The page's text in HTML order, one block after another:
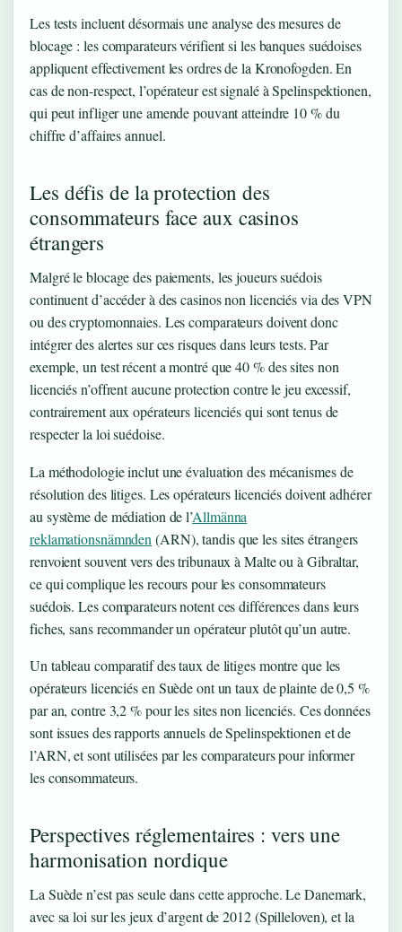
Les tests incluent désormais une analyse des mesures de
blocage : les comparateurs vérifient si les banques suédoises
appliquent effectivement les ordres de la Kronofogden. En
cas de non-respect, l’opérateur est signalé à Spelinspektionen,
qui peut infliger une amende pouvant atteindre 10 % du
chiffre d’affaires annuel.
Les défis de la protection des
consommateurs face aux casinos
étrangers
Malgré le blocage des paiements, les joueurs suédois
continuent d’accéder à des casinos non licenciés via des VPN
ou des cryptomonnaies. Les comparateurs doivent donc
intégrer des alertes sur ces risques dans leurs tests. Par
exemple, un test récent a montré que 40 % des sites non
licenciés n’offrent aucune protection contre le jeu excessif,
contrairement aux opérateurs licenciés qui sont tenus de
respecter la loi suédoise.
La méthodologie inclut une évaluation des mécanismes de
résolution des litiges. Les opérateurs licenciés doivent adhérer
au système de médiation de l’Allmänna
reklamationsnämnden (ARN), tandis que les sites étrangers
renvoient souvent vers des tribunaux à Malte ou à Gibraltar,
ce qui complique les recours pour les consommateurs
suédois. Les comparateurs notent ces différences dans leurs
fiches, sans recommander un opérateur plutôt qu’un autre.
Un tableau comparatif des taux de litiges montre que les
opérateurs licenciés en Suède ont un taux de plainte de 0,5 %
par an, contre 3,2 % pour les sites non licenciés. Ces données
sont issues des rapports annuels de Spelinspektionen et de
l’ARN, et sont utilisées par les comparateurs pour informer
les consommateurs.
Perspectives réglementaires : vers une
harmonisation nordique
La Suède n’est pas seule dans cette approche. Le Danemark,
avec sa loi sur les jeux d’argent de 2012 (Spilleloven), et la